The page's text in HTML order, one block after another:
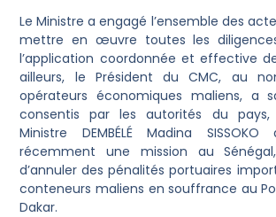
Le Ministre a engagé l’ensemble des
mettre en œuvre toutes les
l’application coordonnée et effective
ailleurs, le Président du CMC, au
opérateurs économiques maliens, a
consentis par les autorités du
Ministre DEMBÉLÉ Madina
récemment une mission au
d’annuler des pénalités portuaires
conteneurs maliens en souffrance au
Dakar.